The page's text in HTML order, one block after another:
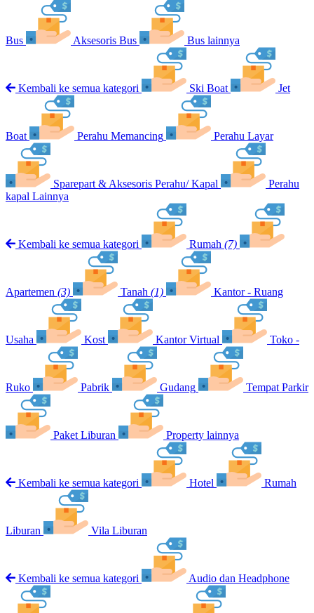
Bus Aksesoris Bus Bus lainnya
Kembali ke semua kategori Ski Boat Jet
Boat Perahu Memancing Perahu Layar
Sparepart & Aksesoris Perahu/ Kapal
Perahu
kapal Lainnya
Kembali ke semua kategori Rumah (7)
Apartemen (3) Tanah (1) Kantor - Ruang
Usaha Kost Kantor Virtual Toko -
Ruko Pabrik Gudang Tempat Parkir
Paket Liburan Property lainnya
Kembali ke semua kategori Hotel Rumah
Liburan Vila Liburan
Kembali ke semua kategori Audio dan Headphone